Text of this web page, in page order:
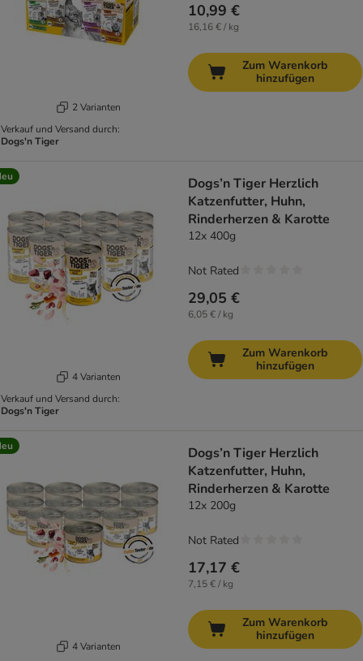
2 Varianten
Verkauf und Versand durch:
Dogs'n Tiger
10,99 €
16,16 € / kg
Zum Warenkorb
hinzufügen
4 Varianten
Verkauf und Versand durch:
Dogs'n Tiger
Dogs’n Tiger Herzlich
Katzenfutter, Huhn,
Rinderherzen & Karotte
12x 400g
29,05 €
6,05 € / kg
Not Rated
Zum Warenkorb
hinzufügen
4 Varianten
Dogs’n Tiger Herzlich
Katzenfutter, Huhn,
Rinderherzen & Karotte
12x 200g
17,17 €
7,15 € / kg
Not Rated
Zum Warenkorb
hinzufügen